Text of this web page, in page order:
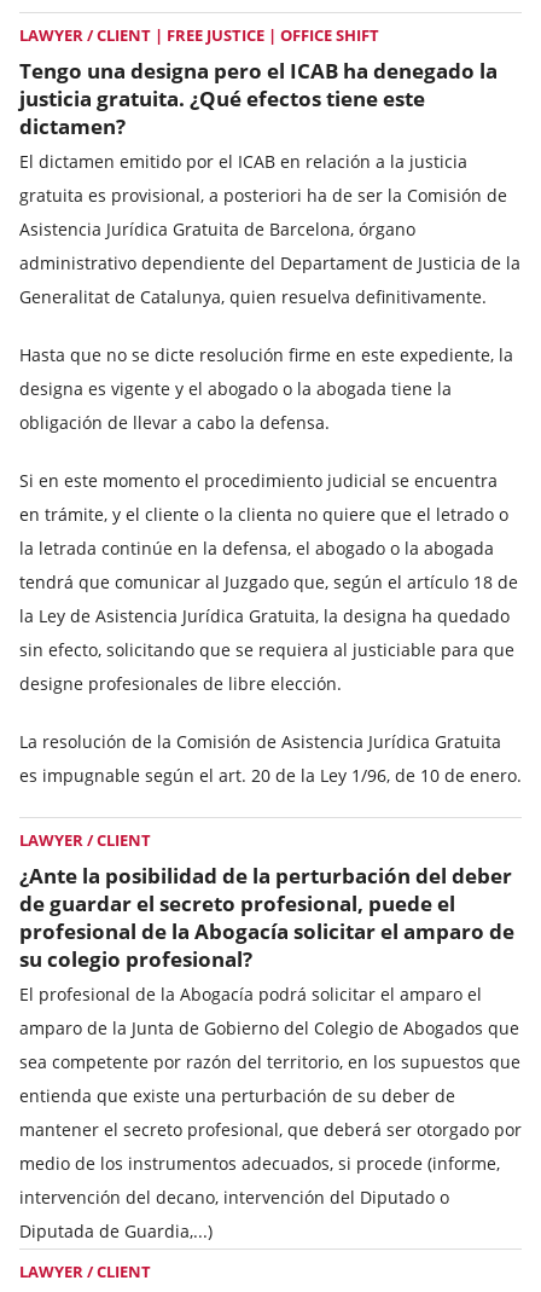
LAWYER / CLIENT | FREE JUSTICE | OFFICE SHIFT
Tengo una designa pero el ICAB ha denegado la
justicia gratuita. ¿Qué efectos tiene este
dictamen?
El dictamen emitido por el ICAB en relación a la justicia
gratuita es provisional, a posteriori ha de ser la Comisión de
Asistencia Jurídica Gratuita de Barcelona, órgano
administrativo dependiente del Departament de Justicia de la
Generalitat de Catalunya, quien resuelva definitivamente.
Hasta que no se dicte resolución firme en este expediente, la
designa es vigente y el abogado o la abogada tiene la
obligación de llevar a cabo la defensa.
Si en este momento el procedimiento judicial se encuentra
en trámite, y el cliente o la clienta no quiere que el letrado o
la letrada continúe en la defensa, el abogado o la abogada
tendrá que comunicar al Juzgado que, según el artículo 18 de
la Ley de Asistencia Jurídica Gratuita, la designa ha quedado
sin efecto, solicitando que se requiera al justiciable para que
designe profesionales de libre elección.
La resolución de la Comisión de Asistencia Jurídica Gratuita
es impugnable según el art. 20 de la Ley 1/96, de 10 de enero.
LAWYER / CLIENT
¿Ante la posibilidad de la perturbación del deber
de guardar el secreto profesional, puede el
profesional de la Abogacía solicitar el amparo de
su colegio profesional?
El profesional de la Abogacía podrá solicitar el amparo el
amparo de la Junta de Gobierno del Colegio de Abogados que
sea competente por razón del territorio, en los supuestos que
entienda que existe una perturbación de su deber de
mantener el secreto profesional, que deberá ser otorgado por
medio de los instrumentos adecuados, si procede (informe,
intervención del decano, intervención del Diputado o
Diputada de Guardia,...)
LAWYER / CLIENT